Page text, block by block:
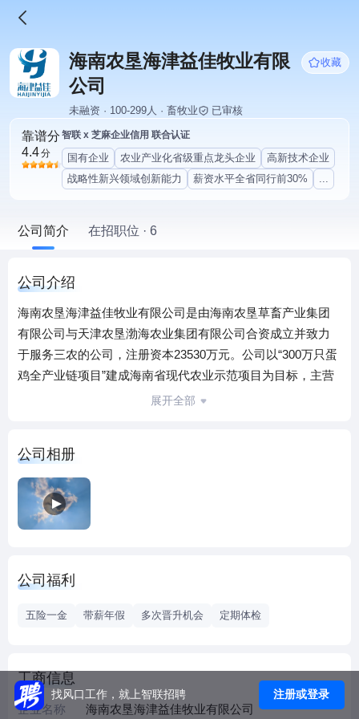
海南农垦海津益佳牧业有限
公司
收藏
未融资 · 100-299人 · 畜牧业 已审核
靠谱分
4.4分
智联 x 芝麻企业信用 联合认证
国有企业 农业产业化省级重点龙头企业
高新技术企业
战略性新兴领域创新能力
薪资水平全省同行前30% ...
公司简介 在招职位 · 6
公司介绍
海南农垦海津益佳牧业有限公司是由海南农垦草畜产业集团
有限公司与天津农垦渤海农业集团有限公司合资成立并致力
于服务三农的公司，注册资本23530万元。公司以“300万只蛋
鸡全产业链项目”建成海南省现代农业示范项目为目标，主营
畜禽养殖、销售;鸡蛋及蛋制品的加工、销售;饲料的生产、销
等多项极具含金量的认证，已发展成为海南省重点农业产业
化项目，是海南省助力自贸港建设的核心力量。
展开全部
公司相册
公司福利
五险一金 带薪年假 多次晋升机会 定期体检
工商信息
企业名称 海南农垦海津益佳牧业有限公司
找风口工作，就上智联招聘 注册或登录